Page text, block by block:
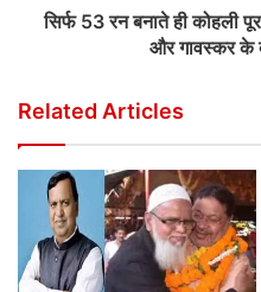
सिर्फ 53 रन बनाते ही कोहली
और गावस्कर के
Related Articles